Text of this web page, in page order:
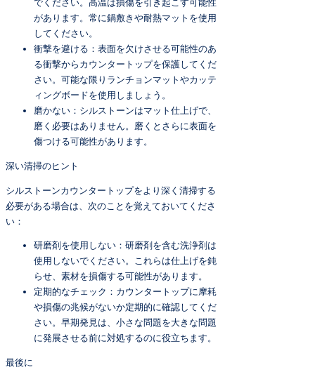
があります。常に鍋敷きや耐熱マットを使用
してください。
衝撃を避ける：表面を欠けさせる可能性のあ
る衝撃からカウンタートップを保護してくだ
さい。可能な限りランチョンマットやカッテ
ィングボードを使用しましょう。
磨かない：シルストーンはマット仕上げで、
磨く必要はありません。磨くとさらに表面を
傷つける可能性があります。
深い清掃のヒント
シルストーンカウンタートップをより深く清掃する
必要がある場合は、次のことを覚えておいてくださ
い：
研磨剤を使用しない：研磨剤を含む洗浄剤は
使用しないでください。これらは仕上げを鈍
らせ、素材を損傷する可能性があります。
定期的なチェック：カウンタートップに摩耗
や損傷の兆候がないか定期的に確認してくだ
さい。早期発見は、小さな問題を大きな問題
に発展させる前に対処するのに役立ちます。
最後に